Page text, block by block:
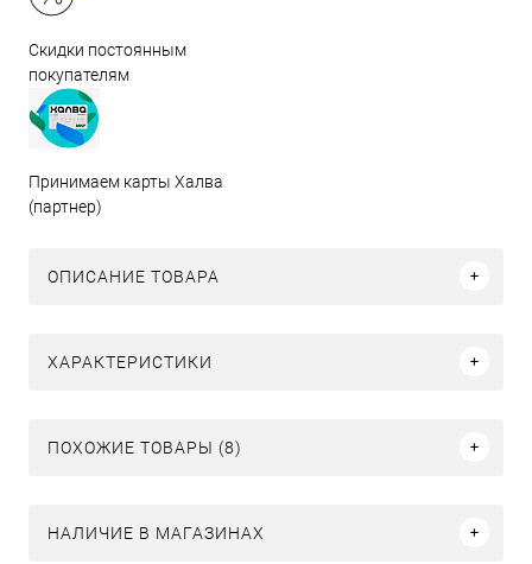
Скидки постоянным
покупателям
Принимаем карты Халва
(партнер)
ОПИСАНИЕ ТОВАРА
ХАРАКТЕРИСТИКИ
ПОХОЖИЕ ТОВАРЫ (8)
НАЛИЧИЕ В МАГАЗИНАХ